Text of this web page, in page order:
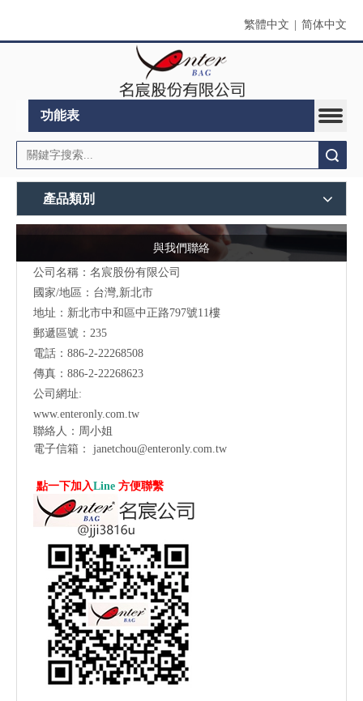
繁體中文 简体中文
功能表
產品類別
與我們聯絡
公司名稱：名宸股份有限公司
國家/地區：台灣,新北市
地址：新北市中和區中正路797號11樓
郵遞區號：235
電話：886-2-22268508
傳真：886-2-22268623
公司網址:
www.enteronly.com.tw
聯絡人：周小姐
電子信箱： janetchou@enteronly.com.tw
點一下加入Line 方便聯繫